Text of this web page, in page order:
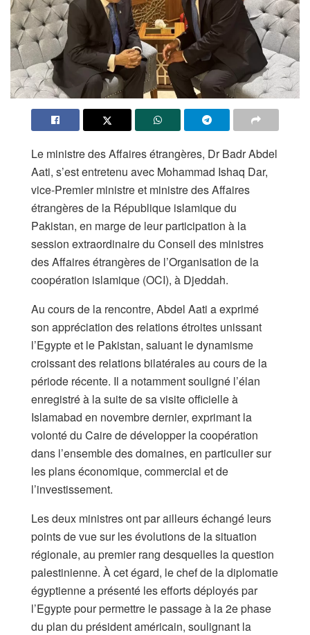
Le ministre des Affaires étrangères, Dr Badr Abdel
Aati, s’est entretenu avec Mohammad Ishaq Dar,
vice-Premier ministre et ministre des Affaires
étrangères de la République islamique du
Pakistan, en marge de leur participation à la
session extraordinaire du Conseil des ministres
des Affaires étrangères de l’Organisation de la
coopération islamique (OCI), à Djeddah.
Au cours de la rencontre, Abdel Aati a exprimé
son appréciation des relations étroites unissant
l’Egypte et le Pakistan, saluant le dynamisme
croissant des relations bilatérales au cours de la
période récente. Il a notamment souligné l’élan
enregistré à la suite de sa visite officielle à
Islamabad en novembre dernier, exprimant la
volonté du Caire de développer la coopération
dans l’ensemble des domaines, en particulier sur
les plans économique, commercial et de
l’investissement.
Les deux ministres ont par ailleurs échangé leurs
points de vue sur les évolutions de la situation
régionale, au premier rang desquelles la question
palestinienne. À cet égard, le chef de la diplomatie
égyptienne a présenté les efforts déployés par
l’Egypte pour permettre le passage à la 2e phase
du plan du président américain, soulignant la